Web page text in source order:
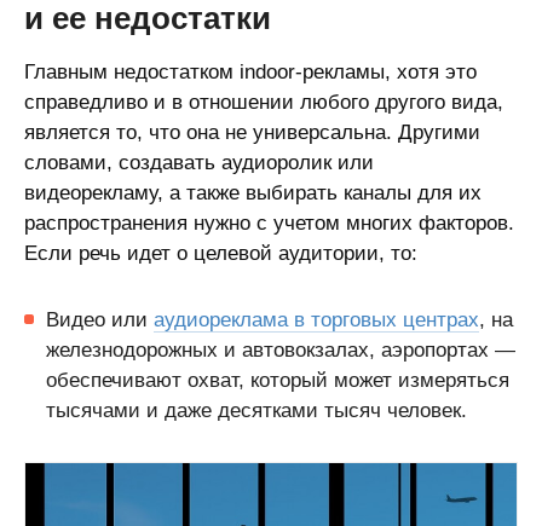
и ее недостатки
Главным недостатком indoor-рекламы, хотя это
справедливо и в отношении любого другого вида,
является то, что она не универсальна. Другими
словами, создавать аудиоролик или
видеорекламу, а также выбирать каналы для их
распространения нужно с учетом многих факторов.
Если речь идет о целевой аудитории, то:
Видео или аудиореклама в торговых центрах, на
железнодорожных и автовокзалах, аэропортах —
обеспечивают охват, который может измеряться
тысячами и даже десятками тысяч человек.